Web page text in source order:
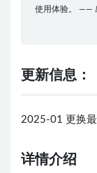
使用体验。 ——
更新信息：
2025-01 更换最
详情介绍